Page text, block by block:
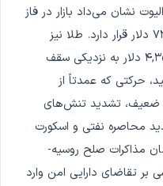
نشان می‌داد بازار در فاز
پایانی موج صعودی با هدف ۶۹ تا ۷۳ دلار قرار دارد. طلا نیز
به‌موازات نقره، با عبور از مقاومت ۴,۳۵۰ دلار به نزدیکی سقف
۴,۳۸۰ دلار) رسید، حرکتی که عمدتاً از
ضعیف، تشدید تنش‌های
محاصره نفتی و اسکورت
مذاکرات صلح روسیه-
بر تقاضای دارایی امن وارد